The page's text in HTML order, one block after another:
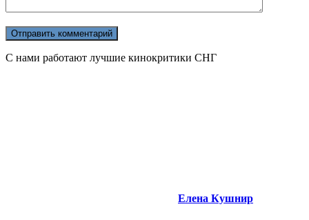
С нами работают лучшие кинокритики СНГ
Елена Кушнир